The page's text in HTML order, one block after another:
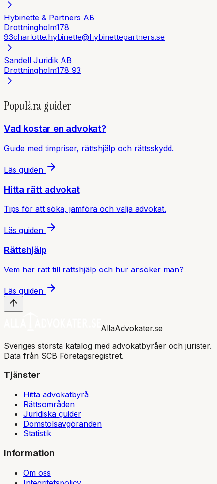
Hybinette & Partners AB
Drottningholm178
93charlotte.hybinette@hybinettepartners.se
Sandell Juridik AB
Drottningholm178 93
Populära guider
Vad kostar en advokat?
Guide med timpriser, rättshjälp och rättsskydd.
Läs guiden
Hitta rätt advokat
Tips för att söka, jämföra och välja advokat.
Läs guiden
Rättshjälp
Vem har rätt till rättshjälp och hur ansöker man?
Läs guiden
AllaAdvokater.se
Sveriges största katalog med advokatbyråer och jurister.
Data från SCB Företagsregistret.
Tjänster
Hitta advokatbyrå
Rättsområden
Juridiska guider
Domstolsavgöranden
Statistik
Information
Om oss